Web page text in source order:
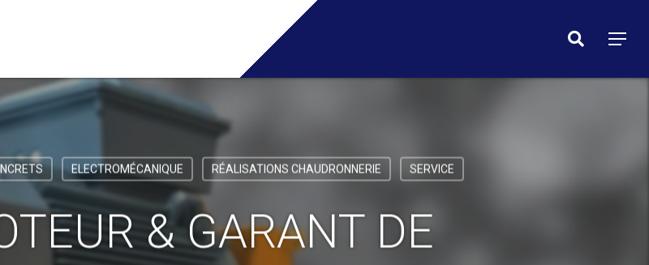
Menu
search
ELECTROMÉCANIQUE RÉALISATIONS CHAUDRONNERIE SERVICE
& GARANT DE